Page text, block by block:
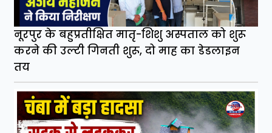
नूरपुर के बहुप्रतीक्षित मातृ-शिशु अस्पताल को शुरू
करने की उल्टी गिनती शुरू, दो माह का डेडलाइन
तय